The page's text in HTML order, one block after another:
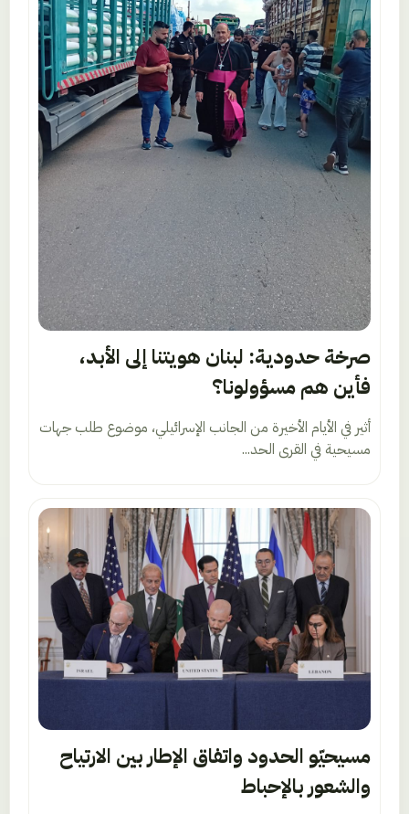
صرخة حدودية: لبنان هويتنا إلى الأبد،
فأين هم مسؤولونا؟
أثير في الأيام الأخيرة من الجانب الإسرائيلي، موضوع طلب جهات
مسيحية في القرى الحد...
مسيحيّو الحدود واتفاق الإطار بين الارتياح
والشعور بالإحباط